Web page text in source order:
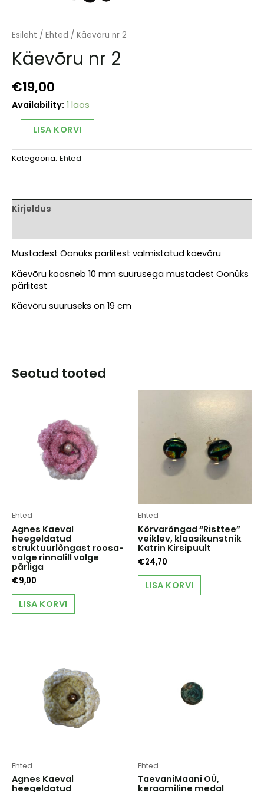
Esileht / Ehted / Käevõru nr 2
Käevõru nr 2
€19,00
Availability: 1 laos
Käevõru
2
kogus
LISA KORVI
Alternative:
Kategooria: Ehted
Kirjeldus
Mustadest Oonüks pärlitest valmistatud käevõru
Käevõru koosneb 10 mm suurusega mustadest Oonüks
pärlitest
Käevõru suuruseks on 19 cm
Seotud tooted
Ehted
Agnes Kaeval
heegeldatud
struktuurlõngast roosa-
valge rinnalill valge
pärliga
€9,00
LISA KORVI
Ehted
Kõrvarõngad “Risttee”
veiklev, klaasikunstnik
Katrin Kirsipuult
€24,70
LISA KORVI
Ehted
Agnes Kaeval
heegeldatud
Ehted
TaevaniMaani OÜ,
keraamiline medal